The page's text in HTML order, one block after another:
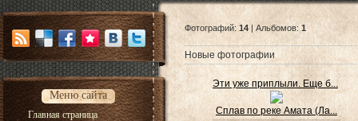
Меню сайта
Главная страница
Фотографий: 14 | Альбомов: 1
Новые фотографии
Эти уже приплыли. Еще б...
Сплав по реке Амата (Ла...